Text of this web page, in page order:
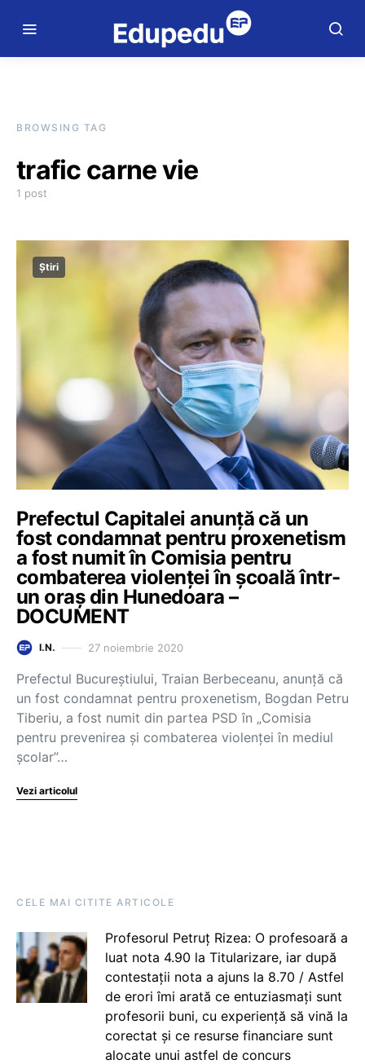
BROWSING TAG
trafic carne vie
1 post
Știri
Prefectul Capitalei anunță că un
fost condamnat pentru proxenetism
a fost numit în Comisia pentru
combaterea violenței în școală într-
un oraș din Hunedoara –
DOCUMENT
I.N. 27 noiembrie 2020
Prefectul Bucureștiului, Traian Berbeceanu, anunță că
un fost condamnat pentru proxenetism, Bogdan Petru
Tiberiu, a fost numit din partea PSD în „Comisia
pentru prevenirea și combaterea violenței în mediul
școlar”…
Vezi articolul
CELE MAI CITITE ARTICOLE
Profesorul Petruț Rizea: O profesoară a
luat nota 4.90 la Titularizare, iar după
contestații nota a ajuns la 8.70 / Astfel
de erori îmi arată ce entuziasmați sunt
profesorii buni, cu experiență să vină la
corectat și ce resurse financiare sunt
alocate unui astfel de concurs